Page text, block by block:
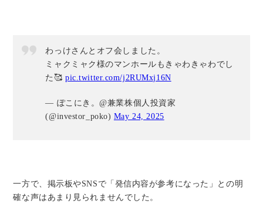
わっけさんとオフ会しました。
ミャクミャク様のマンホールもきゃわきゃわでし
た🥰pic.twitter.com/j2RUMxj16N
— ぽこにき。@兼業株個人投資家
(@investor_poko) May 24, 2025
一方で、掲示板やSNSで「発信内容が参考になった」との明
確な声はあまり見られませんでした。